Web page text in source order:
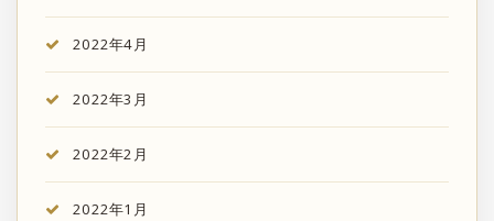
2022年4月
2022年3月
2022年2月
2022年1月